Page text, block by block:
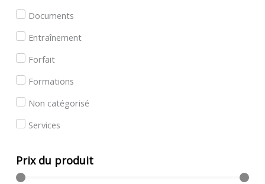
Documents
Entraînement
Forfait
Formations
Non catégorisé
Services
Prix ​​du produit